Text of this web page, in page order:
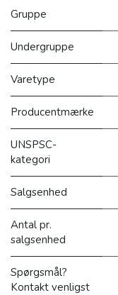
Gruppe
Undergruppe
Varetype
Producentmærke
UNSPSC-
kategori
Salgsenhed
Antal pr.
salgsenhed
Spørgsmål?
Kontakt venligst